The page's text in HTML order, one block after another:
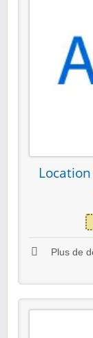
Plus de